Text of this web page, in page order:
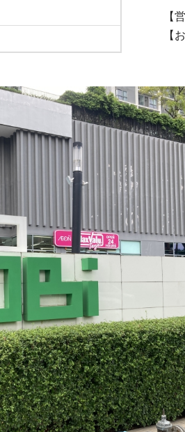
【
【